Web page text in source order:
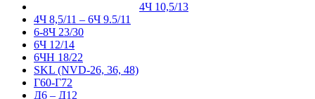
4Ч 10,5/13
4Ч 8,5/11 – 6Ч 9.5/11
6-8Ч 23/30
6Ч 12/14
6ЧН 18/22
SKL (NVD-26, 36, 48)
Г60-Г72
Д6 – Д12